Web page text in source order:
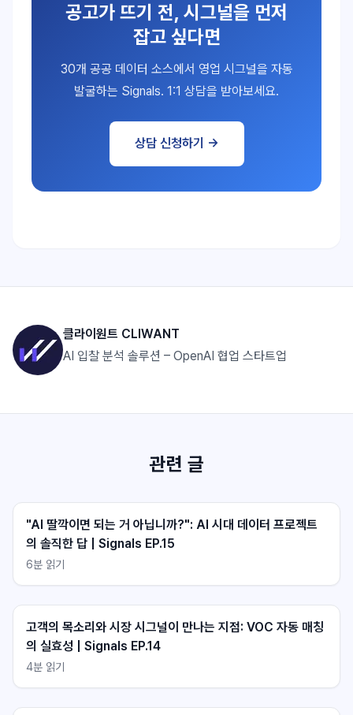
공고가 뜨기 전, 시그널을 먼저
잡고 싶다면
30개 공공 데이터 소스에서 영업 시그널을 자동
발굴하는 Signals. 1:1 상담을 받아보세요.
상담 신청하기 →
클라이원트 CLIWANT
AI 입찰 분석 솔루션 – OpenAI 협업 스타트업
관련 글
"AI 딸깍이면 되는 거 아닙니까?": AI 시대 데이터 프로젝트
의 솔직한 답 | Signals EP.15
6분 읽기
고객의 목소리와 시장 시그널이 만나는 지점: VOC 자동 매칭
의 실효성 | Signals EP.14
4분 읽기